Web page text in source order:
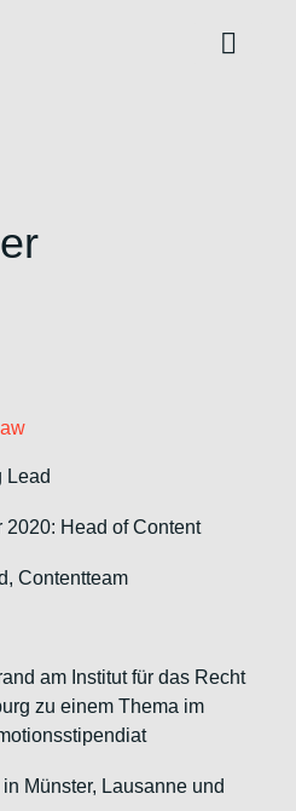
Lead
2020: Head of Content
Contentteam
am Institut für das Recht
zu einem Thema im
Münster, Lausanne und